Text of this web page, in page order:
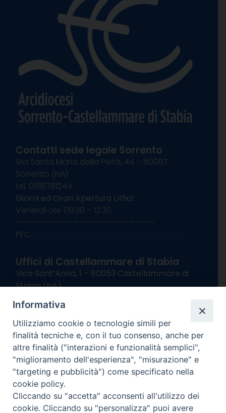
Contatti sede legale Sorrento
Via Santa Maria della Pietà, 44 – 80067
Sorrento (NA)
tel. 0818781244
Giorni ed Orari Apertura Uffici:
Venerdì ore 09:30 – 12:30
———————————————————–
PEC:
Uffici di Castellammare di Stabia
Vico Sant’Anna, 1 – 80053 Castellammare di
Stabia (NA)
Giorni ed Orari Apertura Uffici:
Lunedì e Mercoledì ore 09:00 – 13:00
Uffici Matrimoni:
Lunedì e Mercoledì ore 09:30 – 12:30
seguici su
Channel
Informativa
Utilizziamo cookie o tecnologie simili per
finalità tecniche e, con il tuo consenso, anche per
altre finalità ("interazioni e funzionalità semplici",
"miglioramento dell'esperienza", "misurazione" e
"targeting e pubblicità") come specificato nella
cookie policy.
Cliccando su "accetta" acconsenti all'utilizzo dei
cookie. Cliccando su "personalizza" puoi avere